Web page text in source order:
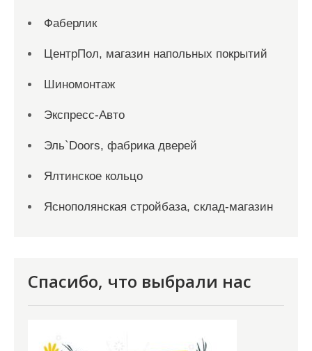
Фаберлик
ЦентрПол, магазин напольных покрытий
Шиномонтаж
Экспресс-Авто
Эль`Doors, фабрика дверей
Ялтинское кольцо
Яснополянская стройбаза, склад-магазин
Спасибо, что выбрали нас